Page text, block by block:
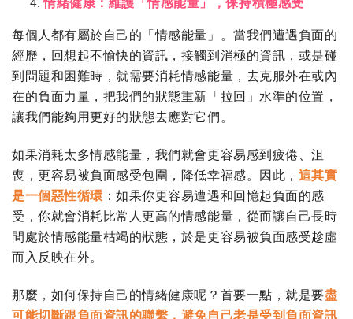
每個人都有屬於自己的「情感能量」。當我們遭遇負面的
經歷，回想起不愉快的資訊，接觸到消極的資訊，或是碰
到問題和困難時，就需要消耗情感能量，去克服外在或內
在的負面力量，把我們的狀態重新「拉回」水準的位置，
讓我們能夠用更好的狀態去應對它們。
如果消耗太多情感能量，我們就會更容易感到疲倦、沮
喪，更容易被負面感受包圍，降低幸福感。因此， 這其實
是一個惡性循環 ：如果你更容易遭遇和回憶起負面的感
受，你就會消耗比常人更高的情感能量，從而讓自己長時
間處於情感能量枯竭的狀態，於是更容易被負面感受趁虛
而入反映在外。
那麼，如何保持自己的情緒健康呢？首要一點，就是要盡
可能切斷跟負面資訊的聯繫，避免自己老是受到負面資訊